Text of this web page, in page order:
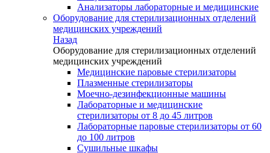
Анализаторы лабораторные и медицинские
Оборудование для стерилизационных отделений
медицинских учреждений
Назад
Оборудование для стерилизационных отделений
медицинских учреждений
Медицинские паровые стерилизаторы
Плазменные стерилизаторы
Моечно-дезинфекционные машины
Лабораторные и медицинские
стерилизаторы от 8 до 45 литров
Лабораторные паровые стерилизаторы от 60
до 100 литров
Сушильные шкафы